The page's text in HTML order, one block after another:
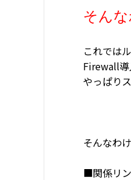
そんな
これでは
Firewall導
やっぱり
そんなわ
■関係リ